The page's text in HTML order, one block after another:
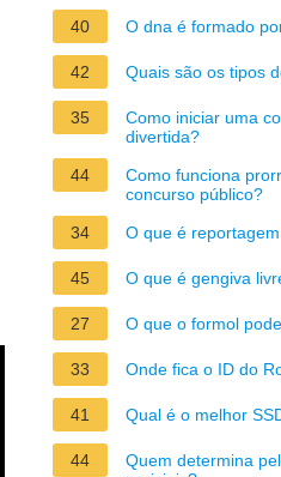
40 O dna é formado
42 Quais são os tipos
35
Como iniciar uma
divertida?
44
Como funciona
concurso público?
34
O que é
45 O que é gengiva
27 O que o formol
33 Onde fica o ID do
41 Qual é o melhor
44
Quem determina